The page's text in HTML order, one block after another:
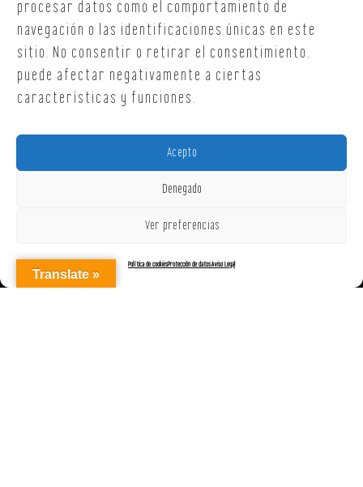
procesar datos como el comportamiento de
navegación o las identificaciones únicas en este
sitio. No consentir o retirar el consentimiento,
puede afectar negativamente a ciertas
características y funciones.
Acepto
Denegado
Ver preferencias
Política de cookiesProtección de datosAviso Legal
Translate »